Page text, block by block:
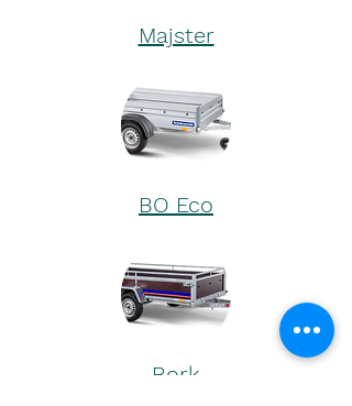
Majster
BO Eco
Bork